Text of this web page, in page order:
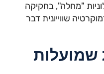
"מחלה", בחקיקה
שווייונית דבר
שמועלות